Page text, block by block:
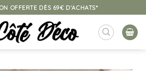
OFFERTE DÈS 69€ D'ACHATS*